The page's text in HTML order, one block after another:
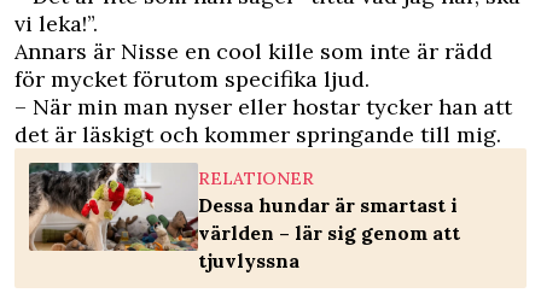
vi leka!”.
Annars är Nisse en cool kille som inte är rädd
för mycket förutom specifika ljud.
– När min man nyser eller hostar tycker han att
det är läskigt och kommer springande till mig.
RELATIONER
Dessa hundar är smartast i
världen – lär sig genom att
tjuvlyssna